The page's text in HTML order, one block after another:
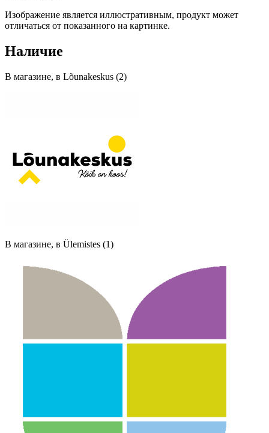
Изображение является иллюстративным, продукт может
отличаться от показанного на картинке.
Наличие
В магазине, в Lõunakeskus (2)
В магазине, в Ülemistes (1)